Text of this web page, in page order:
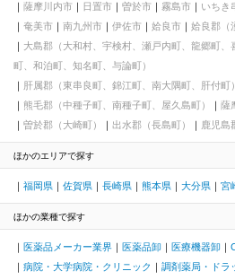
薩摩川内市
日置市 曽於市 霧島市 いちき
奄美市
南九州市 伊佐市 姶良市
姶良郡（
大島郡（大和村、宇検村、瀬戸内町、龍郷町
町、和泊町、知名町、与論町）
肝属郡（東串良町、錦江町、南大隅町、肝付町）
熊毛郡（中種子町、南種子町、屋久島町）
薩
曽於郡（大崎町）
出水郡（長島町） 鹿児島
ほかのエリアで探す
福岡県 佐賀県 長崎県 熊本県 大分県 宮
ほかの業種で探す
医薬品メーカー業界 医薬品卸 医療機器卸
病院・大学病院・クリニック
調剤薬局・ドラ